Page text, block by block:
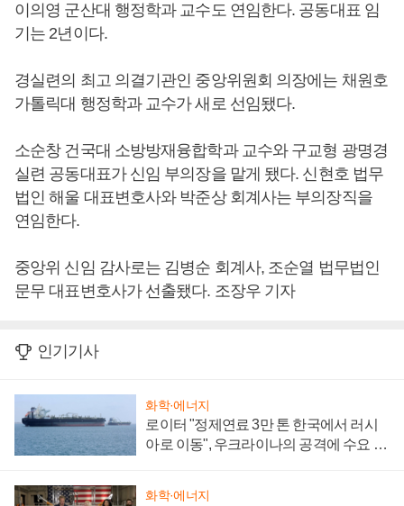
이의영 군산대 행정학과 교수도 연임한다. 공동대표 임
기는 2년이다.
경실련의 최고 의결기관인 중앙위원회 의장에는 채원호
가톨릭대 행정학과 교수가 새로 선임됐다.
소순창 건국대 소방방재융합학과 교수와 구교형 광명경
실련 공동대표가 신임 부의장을 맡게 됐다. 신현호 법무
법인 해울 대표변호사와 박준상 회계사는 부의장직을
연임한다.
중앙위 신임 감사로는 김병순 회계사, 조순열 법무법인
문무 대표변호사가 선출됐다. 조장우 기자
인기기사
화학·에너지
로이터 "정제연료 3만 톤 한국에서 러시
아로 이동", 우크라이나의 공격에 수요 늘
화학·에너지